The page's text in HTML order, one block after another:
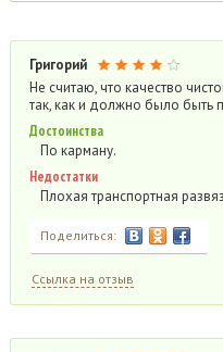
Григорий
Не считаю, что качество
так, как и должно было быть
Достоинства
По карману.
Недостатки
Плохая транспортная
Поделиться:
Ссылка на отзыв